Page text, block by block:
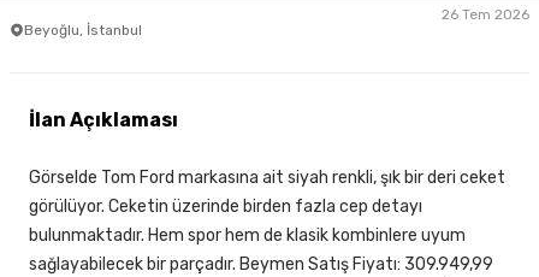
Beyoğlu, İstanbul
26 Tem 2026
İlan Açıklaması
Görselde Tom Ford markasına ait siyah renkli, şık bir deri ceket
görülüyor. Ceketin üzerinde birden fazla cep detayı
bulunmaktadır. Hem spor hem de klasik kombinlere uyum
sağlayabilecek bir parçadır. Beymen Satış Fiyatı: 309.949,99